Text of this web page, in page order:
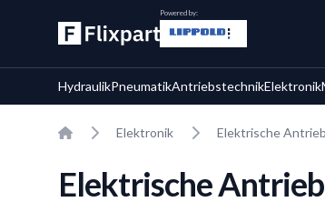
Powered by:
HydraulikPneumatikAntriebstechnikElektronik
Home Elektronik Elektrische
Elektrische